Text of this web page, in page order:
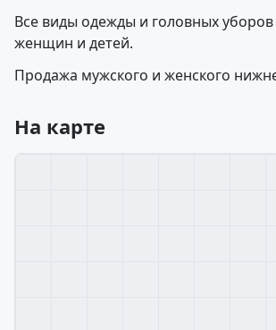
Все виды одежды и головных
женщин и детей.
Продажа мужского и женского
На карте